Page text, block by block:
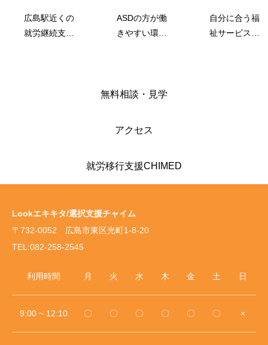
広島駅近くの
就労継続支援B
ASDの方が働
きやすい環境
自分に合う福
祉サービスの
無料相談・見学
アクセス
就労移行支援CHIMED
Lookエキキタ/選択支援チャイム
〒732-0052 広島市東区光町1-8-20
TEL:082-258-2545
利用時間 月 火 水 木 金 土 日
9:00 ~ 12:10 〇 〇 〇 〇 〇 〇 ×